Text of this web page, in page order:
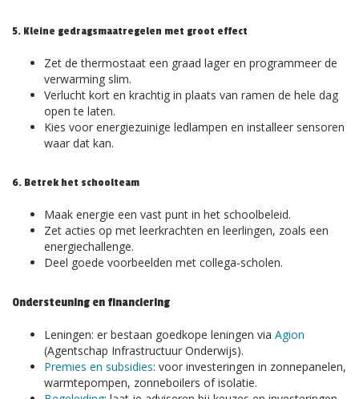
5. Kleine gedragsmaatregelen met groot effect
Zet de thermostaat een graad lager en programmeer de
verwarming slim.
Verlucht kort en krachtig in plaats van ramen de hele dag
open te laten.
Kies voor energiezuinige ledlampen en installeer sensoren
waar dat kan.
6. Betrek het schoolteam
Maak energie een vast punt in het schoolbeleid.
Zet acties op met leerkrachten en leerlingen, zoals een
energiechallenge.
Deel goede voorbeelden met collega-scholen.
Ondersteuning en financiering
Leningen: er bestaan goedkope leningen via Agion
(Agentschap Infrastructuur Onderwijs).
Premies en subsidies: voor investeringen in zonnepanelen,
warmtepompen, zonneboilers of isolatie.